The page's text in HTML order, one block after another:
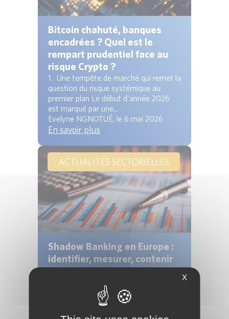
Bitcoin chahuté, banques
encadrées ? Quel est le
rempart prudentiel face au
risque Crypto ?
1. Une tempête de marché qui remet la
question du risque systémique au
premier plan Le début d’année 2026
est marqué par une...
Evelyne NGNOTUÉ, le 6 mai 2026
En savoir plus
ACTUALITÉS SECTORIELLES
Shadow Banking en Europe :
identifier, mesurer, contenir
un risque devenu systémique
système financier Depuis la crise
financière mondiale, la structure de
X